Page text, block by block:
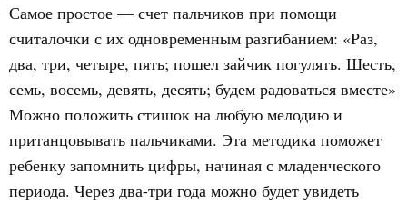
Самое простое — счет пальчиков при помощи
считалочки с их одновременным разгибанием: «Раз,
два, три, четыре, пять; пошел зайчик погулять. Шесть,
семь, восемь, девять, десять; будем радоваться вместе»
Можно положить стишок на любую мелодию и
пританцовывать пальчиками. Эта методика поможет
ребенку запомнить цифры, начиная с младенческого
периода. Через два-три года можно будет увидеть